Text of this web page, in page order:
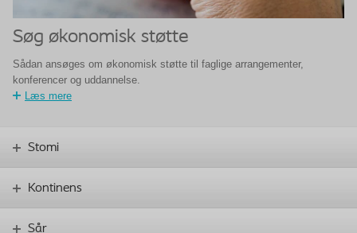
Søg økonomisk støtte
Sådan ansøges om økonomisk støtte til faglige arrangementer,
konferencer og uddannelse.
Læs mere
Stomi
Kontinens
Sår